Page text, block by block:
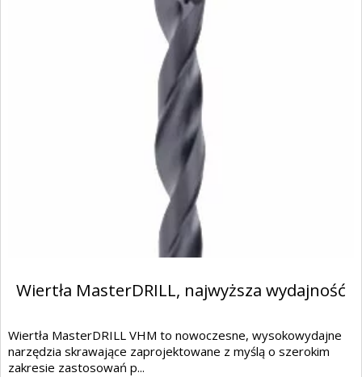
Wiertła MasterDRILL, najwyższa wydajność
Wiertła MasterDRILL VHM to nowoczesne, wysokowydajne
narzędzia skrawające zaprojektowane z myślą o szerokim
zakresie zastosowań p...